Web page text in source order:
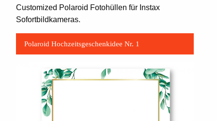
Customized Polaroid Fotohüllen für Instax
Sofortbildkameras.
Polaroid Hochzeitsgeschenkidee Nr. 1